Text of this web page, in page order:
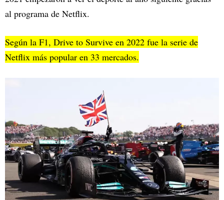
al programa de Netflix.
Según la F1, Drive to Survive en 2022 fue la serie de
Netflix más popular en 33 mercados.